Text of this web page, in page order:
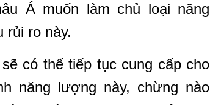
Á muốn làm chủ loại năng
rủi ro này.
có thể tiếp tục cung cấp cho
năng lượng này, chừng nào